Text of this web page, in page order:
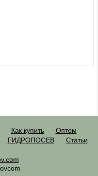
Как купить
Оптом
ГИДРОПОСЕВ Статьи